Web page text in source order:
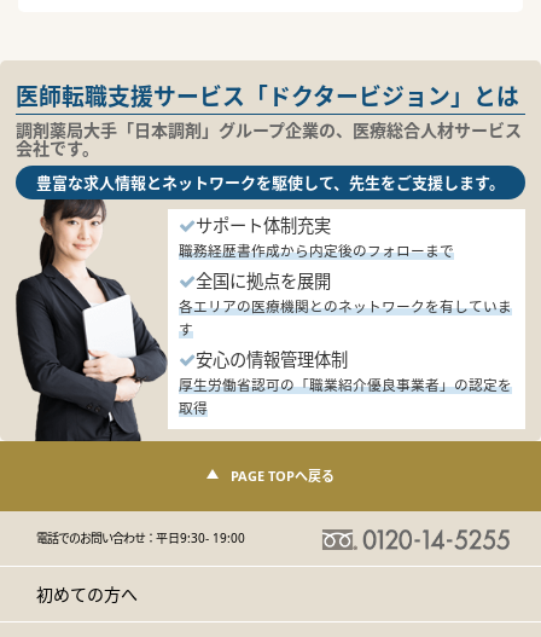
医師転職支援サービス「ドクタービジョン」とは
調剤薬局大手「日本調剤」グループ企業の、医療総合人材サービス
会社です。
豊富な求人情報とネットワークを駆使して、先生をご支援します。
サポート体制充実
職務経歴書作成から内定後のフォローまで
全国に拠点を展開
各エリアの医療機関とのネットワークを有していま
す
安心の情報管理体制
厚生労働省認可の「職業紹介優良事業者」の認定を
取得
PAGE TOPへ戻る
電話でのお問い合わせ：平日9:30- 19:00
初めての方へ